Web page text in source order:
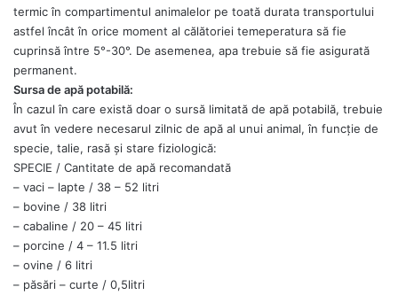
termic în compartimentul animalelor pe toată durata transportului
astfel încât în orice moment al călătoriei temeperatura să fie
cuprinsă între 5°-30°. De asemenea, apa trebuie să fie asigurată
permanent.
Sursa de apă potabilă:
În cazul în care există doar o sursă limitată de apă potabilă, trebuie
avut în vedere necesarul zilnic de apă al unui animal, în funcţie de
specie, talie, rasă şi stare fiziologică:
SPECIE / Cantitate de apă recomandată
– vaci – lapte / 38 – 52 litri
– bovine / 38 litri
– cabaline / 20 – 45 litri
– porcine / 4 – 11.5 litri
– ovine / 6 litri
– păsări – curte / 0,5litri